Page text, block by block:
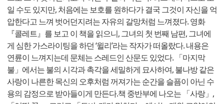
일 수도 있지만, 처음에는 보호를 원하다가 결국 그것이 자신을 억
압한다고 느껴 벗어던지려는 자유의 갈망처럼 느껴졌다. 영화
『콜레트』를 보고 이 책을 읽으니, 그녀의 첫 번째 남편, 그녀에
게 심한 가스라이팅을 하던 ‘윌리’라는 작자가 떠올랐다. 내용은
연륜이 느껴지는데 문체는 스레드인 산문도 있었다. 「마지막
불」에서는 불의 시각과 촉각을 세밀하게 묘사하여, 불나방 같은
사랑이 나른한 목신의 오후처럼 꺼져가는 순간을 슬픔이 아닌 수
용의 감정으로 받아들이게 만든다.책 중반부에 나오는 「사랑」,